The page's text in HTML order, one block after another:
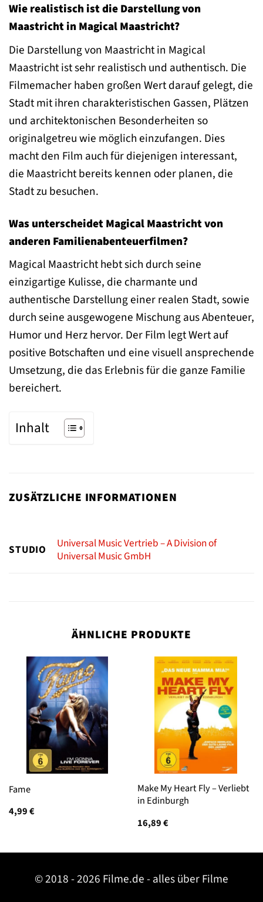
Wie realistisch ist die Darstellung von
Maastricht in Magical Maastricht?
Die Darstellung von Maastricht in Magical
Maastricht ist sehr realistisch und authentisch. Die
Filmemacher haben großen Wert darauf gelegt, die
Stadt mit ihren charakteristischen Gassen, Plätzen
und architektonischen Besonderheiten so
originalgetreu wie möglich einzufangen. Dies
macht den Film auch für diejenigen interessant,
die Maastricht bereits kennen oder planen, die
Stadt zu besuchen.
Was unterscheidet Magical Maastricht von
anderen Familienabenteuerfilmen?
Magical Maastricht hebt sich durch seine
einzigartige Kulisse, die charmante und
authentische Darstellung einer realen Stadt, sowie
durch seine ausgewogene Mischung aus Abenteuer,
Humor und Herz hervor. Der Film legt Wert auf
positive Botschaften und eine visuell ansprechende
Umsetzung, die das Erlebnis für die ganze Familie
bereichert.
Inhalt
ZUSÄTZLICHE INFORMATIONEN
STUDIO
Universal Music Vertrieb – A Division of
Universal Music GmbH
ÄHNLICHE PRODUKTE
Fame
4,99€
Make My Heart Fly – Verliebt
in Edinburgh
16,89€
© 2018 - 2026 Filme.de - alles über Filme